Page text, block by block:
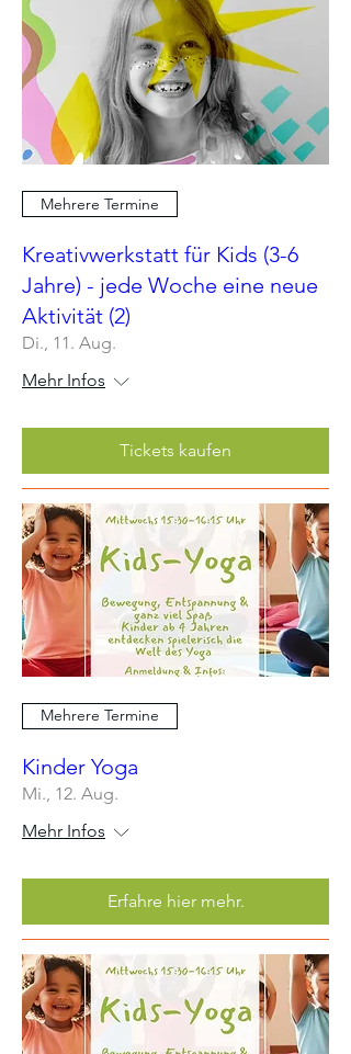
Mehrere Termine
Kreativwerkstatt für Kids (3-6
Jahre) - jede Woche eine neue
Aktivität (2)
Di., 11. Aug.
Mehr Infos
Tickets kaufen
Mehrere Termine
Kinder Yoga
Mi., 12. Aug.
Mehr Infos
Erfahre hier mehr.